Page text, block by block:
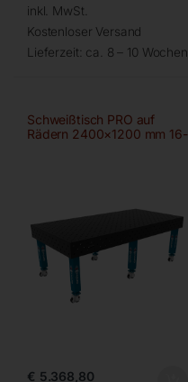
inkl. MwSt.
Kostenloser Versand
Lieferzeit: ca. 8 – 10 Wochen
Schweißtisch PRO auf
Rädern 2400×1200 mm 16-
€ 5.368,80